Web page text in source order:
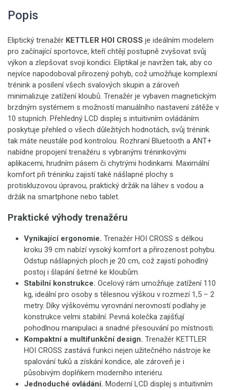
Popis
Eliptický trenažér KETTLER HOI CROSS je ideálním modelem
pro začínající sportovce, kteří chtějí postupně zvyšovat svůj
výkon a zlepšovat svoji kondici. Eliptikal je navržen tak, aby co
nejvíce napodoboval přirozený pohyb, což umožňuje komplexní
trénink a posílení všech svalových skupin a zároveň
minimalizuje zatížení kloubů. Trenažér je vybaven magnetickým
brzdným systémem s možností manuálního nastavení zátěže v
10 stupních. Přehledný LCD displej s intuitivním ovládáním
poskytuje přehled o všech důležitých hodnotách, svůj trénink
tak máte neustále pod kontrolou. Rozhraní Bluetooth a ANT+
nabídne propojení trenažéru s vybranými tréninkovými
aplikacemi, hrudním pásem či chytrými hodinkami. Maximální
komfort při tréninku zajistí také nášlapné plochy s
protiskluzovou úpravou, praktický držák na láhev s vodou a
držák na smartphone nebo tablet.
Praktické výhody trenažéru
Vynikající ergonomie. Trenažér HOI CROSS s délkou
kroku 39 cm nabízí vysoký komfort a přirozenost pohybu.
Odstup nášlapných ploch je 20 cm, což zajistí pohodlný
postoj i šlapání šetrné ke kloubům.
Stabilní konstrukce. Ocelový rám umožňuje zatížení 110
kg, ideální pro osoby s tělesnou výškou v rozmezí 1,5 – 2
metry. Díky výškovému vyrovnání nerovností podlahy je
konstrukce velmi stabilní. Pevná kolečka zajišťují
pohodlnou manipulaci a snadné přesouvání po místnosti.
Kompaktní a multifunkční design. Trenažér KETTLER
HOI CROSS zastává funkci nejen užitečného nástroje ke
spalování tuků a získání kondice, ale zároveň je i
působivým doplňkem moderního interiéru.
Jednoduché ovládání. Moderní LCD displej s intuitivním